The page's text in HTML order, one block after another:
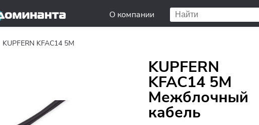
О компании
KUPFERN KFAC14 5M
KUPFERN
KFAC14 5M
Межблочный
кабель